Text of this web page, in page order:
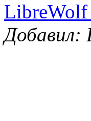
LibreWolf
Добавил: